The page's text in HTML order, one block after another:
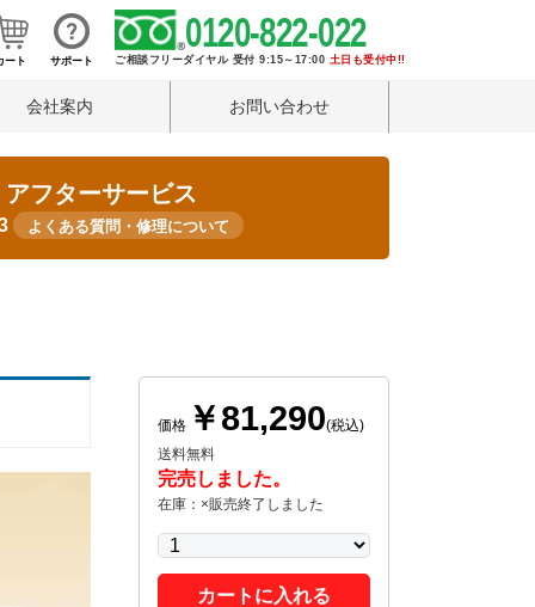
ート サポート
0120-822-022
ご相談フリーダイヤル 受付 9:15～17:00 土日も受付中!!
会社案内 お問い合わせ
フターサービス
よくある質問・修理について
価格 ￥81,290(税込)
送料無料
完売しました。
在庫：×販売終了しました
カートに入れる